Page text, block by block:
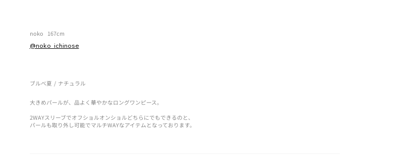
noko 167cm
@noko_ichinose
ブルべ夏 / ナチュラル
大きめパールが、品よく華やかなロングワンピース。
2WAYスリーブでオフショルオンショルどちらにでもできるのと、
パールも取り外し可能でマルチWAYなアイテムとなっております。